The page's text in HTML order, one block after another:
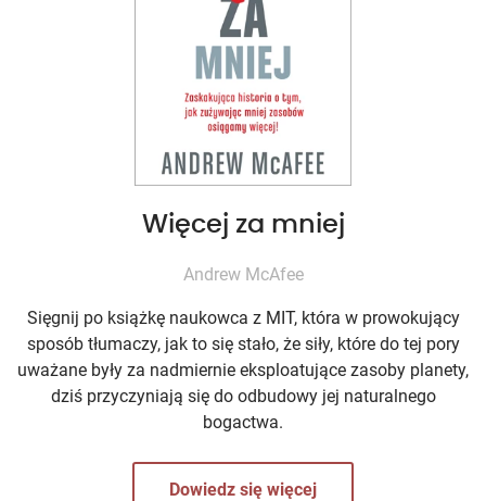
Więcej za mniej
Andrew McAfee
Sięgnij po książkę naukowca z MIT, która w prowokujący
sposób tłumaczy, jak to się stało, że siły, które do tej pory
uważane były za nadmiernie eksploatujące zasoby planety,
dziś przyczyniają się do odbudowy jej naturalnego
bogactwa.
Dowiedz się więcej